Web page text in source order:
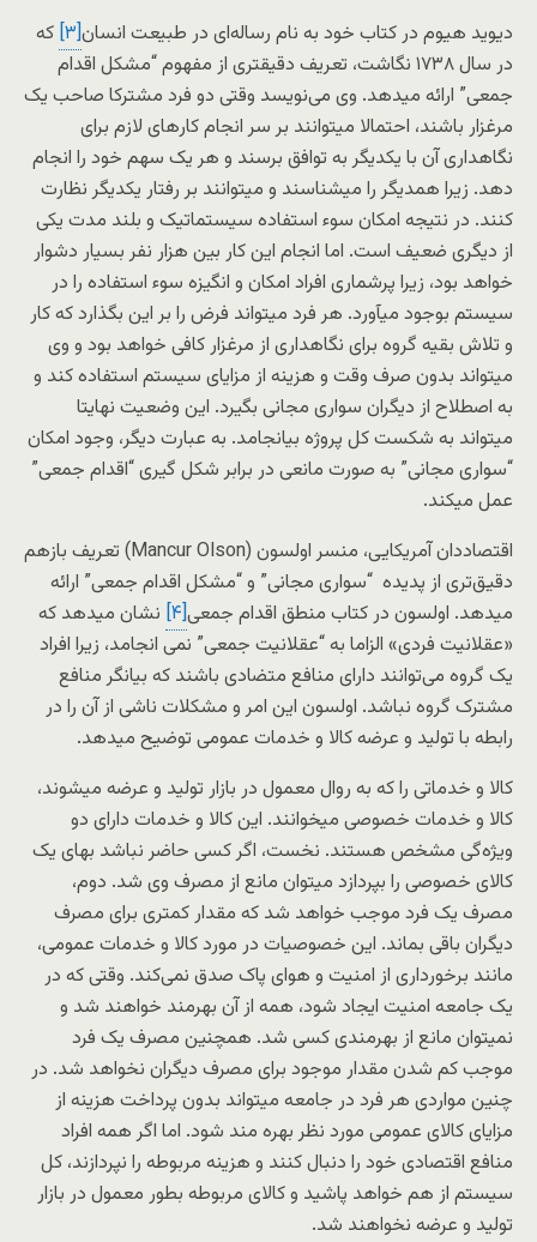
دیوید هیوم در کتاب خود به نام رساله‌ای در طبیعت انسان[۳]
که
در سال ۱۷۳۸ نگاشت، تعریف دقیقتری از مفهوم “مشکل اقدام
جمعی” ارائه میدهد. وی می‌نویسد وقتی دو فرد مشترکا صاحب یک
مرغزار باشند، احتمالا میتوانند بر سر انجام کارهای لازم برای
نگاهداری آن با یکدیگر به توافق برسند و هر یک سهم خود را انجام
دهد. زیرا همدیگر را میشناسند و میتوانند بر رفتار یکدیگر نظارت
کنند. در نتیجه امکان سوء استفاده سیستماتیک و بلند مدت یکی
از دیگری ضعیف است. اما انجام این کار بین هزار نفر بسیار دشوار
خواهد بود، زیرا پرشماری افراد امکان و انگیزه سوء استفاده را در
سیستم بوجود میآورد. هر فرد میتواند فرض را بر این بگذارد که کار
و تلاش بقیه گروه برای نگاهداری از مرغزار کافی خواهد بود و وی
میتواند بدون صرف وقت و هزینه از مزایای سیستم استفاده کند و
به اصطلاح از دیگران سواری مجانی بگیرد. این وضعیت نهایتا
میتواند به شکست کل پروژه بیانجامد. به عبارت دیگر، وجود امکان
“سواری مجانی” به صورت مانعی در برابر شکل گیری “اقدام جمعی”
عمل میکند.
اقتصاددان آمریکایی، منسر اولسون (Mancur Olson) تعریف بازهم
دقیق‌تری از پدیده “سواری مجانی” و “مشکل اقدام جمعی” ارائه
میدهد. اولسون در کتاب منطق اقدام جمعی[۴]
نشان میدهد که
«عقلانیت فردی» الزاما به “عقلانیت جمعی” نمی انجامد، زیرا افراد
یک گروه می‌توانند دارای منافع متضادی باشند که بیانگر منافع
مشترک گروه نباشد. اولسون این امر و مشکلات ناشی از آن را در
رابطه با تولید و عرضه کالا و خدمات عمومی توضیح میدهد.
کالا و خدماتی را که به روال معمول در بازار تولید و عرضه میشوند،
کالا و خدمات خصوصی میخوانند. این کالا و خدمات دارای دو
ویژه‌گی مشخص هستند. نخست، اگر کسی حاضر نباشد بهای یک
کالای خصوصی را بپردازد میتوان مانع از مصرف وی شد. دوم،
مصرف یک فرد موجب خواهد شد که مقدار کمتری برای مصرف
دیگران باقی بماند. این خصوصیات در مورد کالا و خدمات عمومی،
مانند برخورداری از امنیت و هوای پاک صدق نمی‌کند. وقتی که در
یک جامعه امنیت ایجاد شود، همه از آن بهرمند خواهند شد و
نمیتوان مانع از بهرمندی کسی شد. همچنین مصرف یک فرد
موجب کم شدن مقدار موجود برای مصرف دیگران نخواهد شد. در
چنین مواردی هر فرد در جامعه میتواند بدون پرداخت هزینه‌ از
مزایای کالای عمومی مورد نظر بهره مند شود. اما اگر همه افراد
منافع اقتصادی خود را دنبال کنند و هزینه مربوطه را نپردازند، کل
سیستم از هم خواهد پاشید و کالای مربوطه بطور معمول در بازار
تولید و عرضه نخواهند شد.